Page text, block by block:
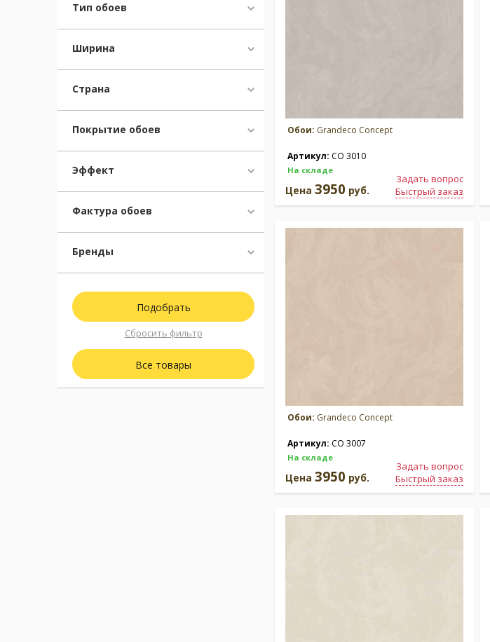
Тип обоев
Ширина
Страна
Покрытие обоев
Эффект
Фактура обоев
Бренды
Сбросить фильтр
Все товары
Обои: Grandeco Concept
Артикул: CO 3010
На складе
Задать вопрос
Быстрый заказ
Цена 3950 руб.
Обои: Grandeco Concept
Артикул: CO 3007
На складе
Задать вопрос
Быстрый заказ
Цена 3950 руб.